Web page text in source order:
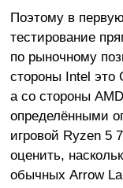
Поэтому в
тестирование
по рыночному
стороны Intel это
а со стороны
определёнными
игровой Ryzen 5
оценить,
обычных Arrow